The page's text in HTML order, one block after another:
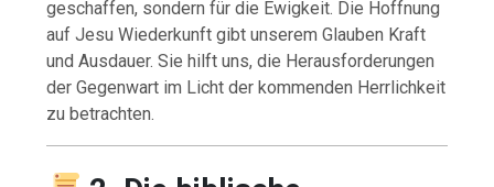
geschaffen, sondern für die Ewigkeit. Die Hoffnung
auf Jesu Wiederkunft gibt unserem Glauben Kraft
und Ausdauer. Sie hilft uns, die Herausforderungen
der Gegenwart im Licht der kommenden Herrlichkeit
zu betrachten.